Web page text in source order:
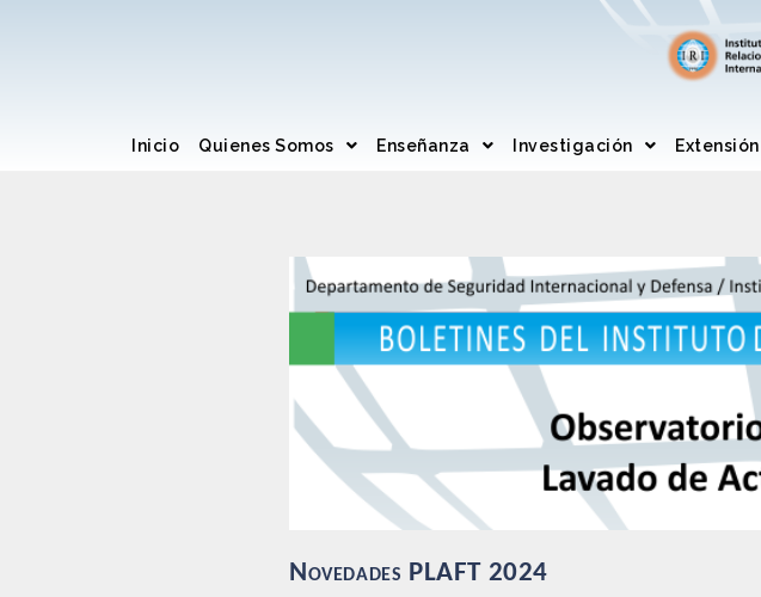
Inicio Quienes Somos Enseñanza Investigación Extensión
Novedades PLAFT 2024